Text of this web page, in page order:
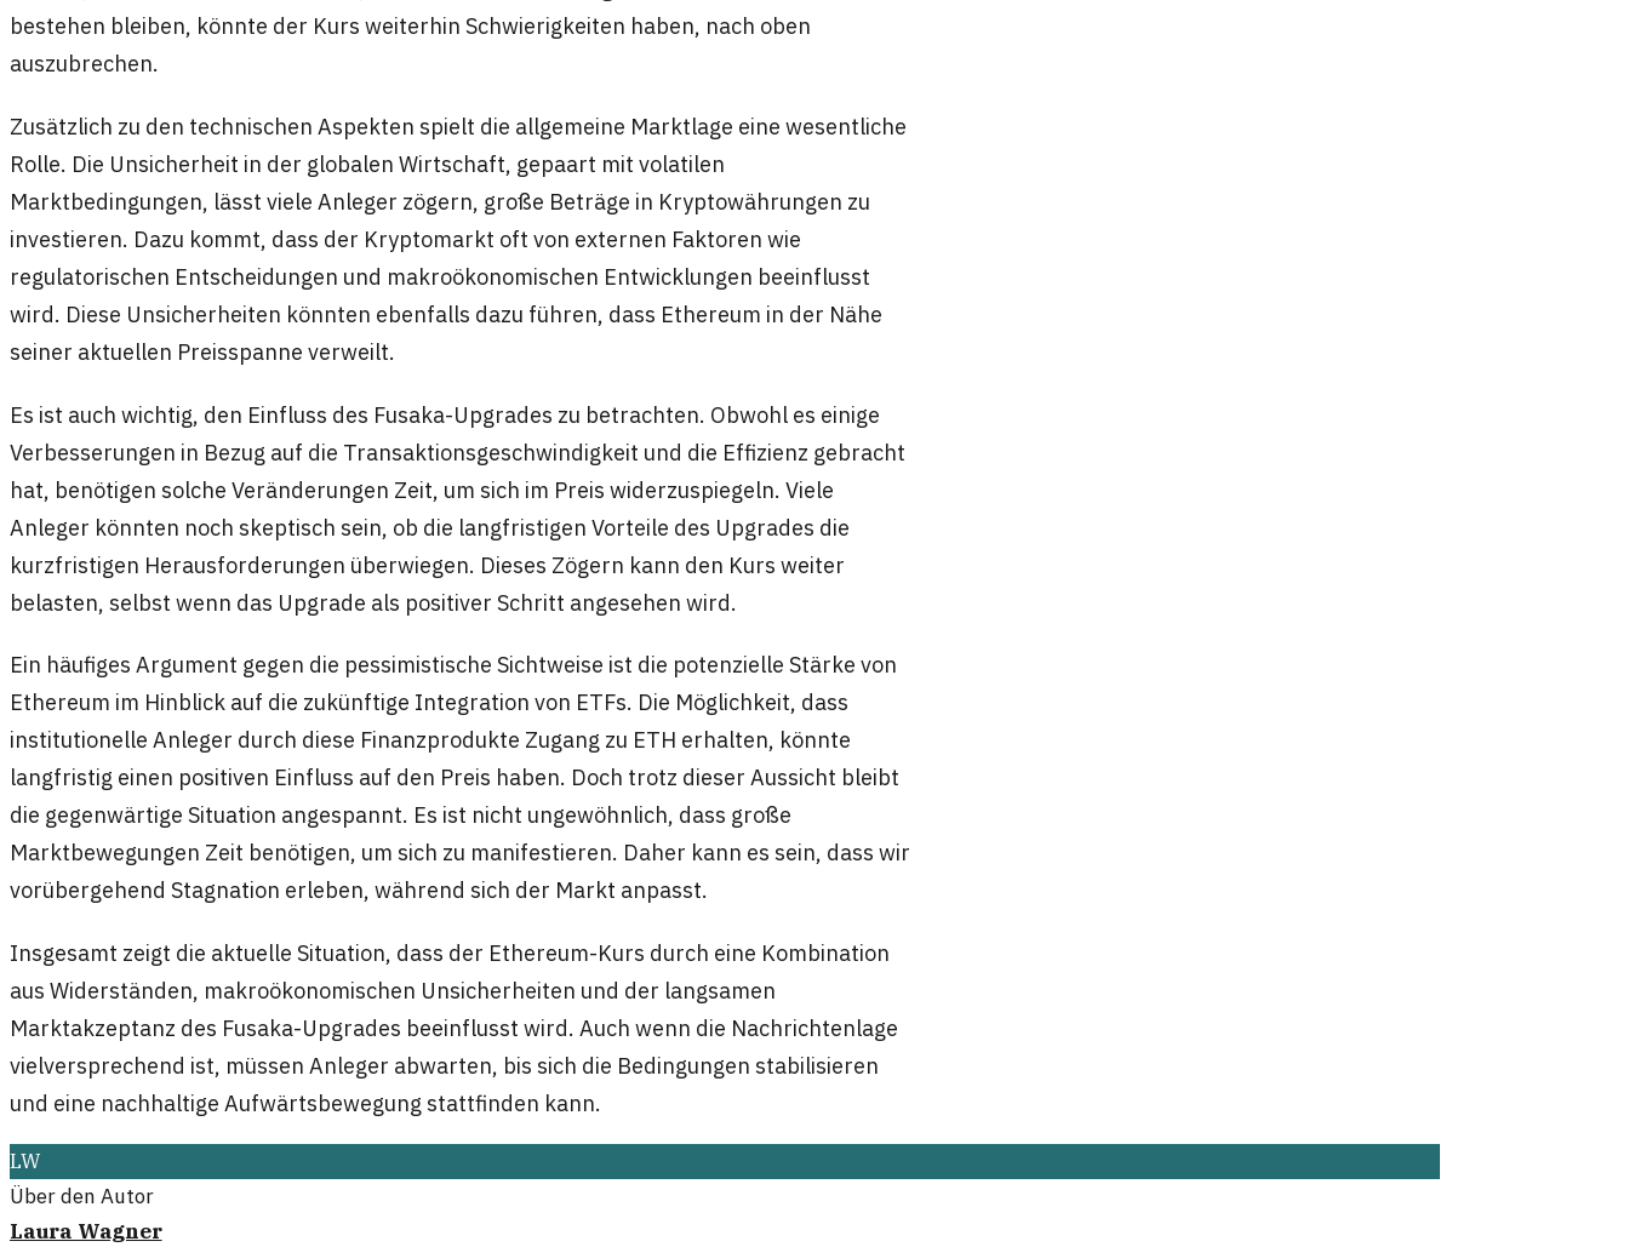
bestehen bleiben, könnte der Kurs weiterhin Schwierigkeiten haben, nach oben
auszubrechen.
Zusätzlich zu den technischen Aspekten spielt die allgemeine Marktlage eine wesentliche
Rolle. Die Unsicherheit in der globalen Wirtschaft, gepaart mit volatilen
Marktbedingungen, lässt viele Anleger zögern, große Beträge in Kryptowährungen zu
investieren. Dazu kommt, dass der Kryptomarkt oft von externen Faktoren wie
regulatorischen Entscheidungen und makroökonomischen Entwicklungen beeinflusst
wird. Diese Unsicherheiten könnten ebenfalls dazu führen, dass Ethereum in der Nähe
seiner aktuellen Preisspanne verweilt.
Es ist auch wichtig, den Einfluss des Fusaka-Upgrades zu betrachten. Obwohl es einige
Verbesserungen in Bezug auf die Transaktionsgeschwindigkeit und die Effizienz gebracht
hat, benötigen solche Veränderungen Zeit, um sich im Preis widerzuspiegeln. Viele
Anleger könnten noch skeptisch sein, ob die langfristigen Vorteile des Upgrades die
kurzfristigen Herausforderungen überwiegen. Dieses Zögern kann den Kurs weiter
belasten, selbst wenn das Upgrade als positiver Schritt angesehen wird.
Ein häufiges Argument gegen die pessimistische Sichtweise ist die potenzielle Stärke von
Ethereum im Hinblick auf die zukünftige Integration von ETFs. Die Möglichkeit, dass
institutionelle Anleger durch diese Finanzprodukte Zugang zu ETH erhalten, könnte
langfristig einen positiven Einfluss auf den Preis haben. Doch trotz dieser Aussicht bleibt
die gegenwärtige Situation angespannt. Es ist nicht ungewöhnlich, dass große
Marktbewegungen Zeit benötigen, um sich zu manifestieren. Daher kann es sein, dass wir
vorübergehend Stagnation erleben, während sich der Markt anpasst.
Insgesamt zeigt die aktuelle Situation, dass der Ethereum-Kurs durch eine Kombination
aus Widerständen, makroökonomischen Unsicherheiten und der langsamen
Marktakzeptanz des Fusaka-Upgrades beeinflusst wird. Auch wenn die Nachrichtenlage
vielversprechend ist, müssen Anleger abwarten, bis sich die Bedingungen stabilisieren
und eine nachhaltige Aufwärtsbewegung stattfinden kann.
LW
Über den Autor
Laura Wagner